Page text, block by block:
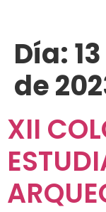
Día:
de
XII